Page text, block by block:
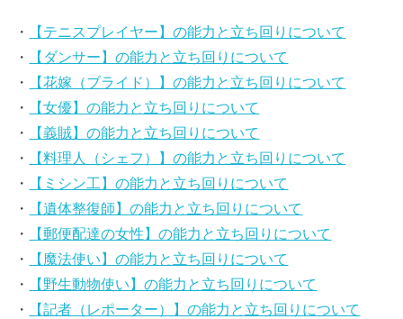
・
【テニスプレイヤー】の能力と立ち回りについて
・
【ダンサー】の能力と立ち回りについて
・
【花嫁（ブライド）】の能力と立ち回りについて
・
【女優】の能力と立ち回りについて
・
【義賊】の能力と立ち回りについて
・
【料理人（シェフ）】の能力と立ち回りについて
・
【ミシン工】の能力と立ち回りについて
・
【遺体整復師】の能力と立ち回りについて
・
【郵便配達の女性】の能力と立ち回りについて
・
【魔法使い】の能力と立ち回りについて
・
【野生動物使い】の能力と立ち回りについて
・
【記者（レポーター）】の能力と立ち回りについて